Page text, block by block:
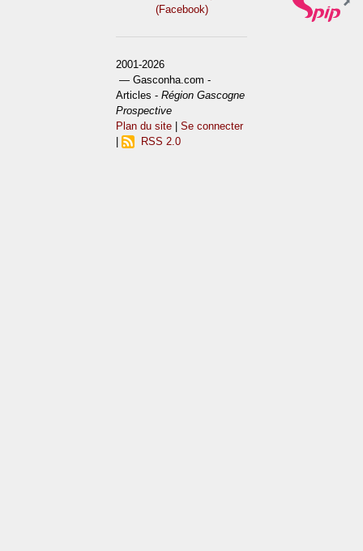
(Facebook)
2001-2026
— Gasconha.com -
Articles -Région Gascogne
Prospective
Plan du site |Se connecter
RSS 2.0